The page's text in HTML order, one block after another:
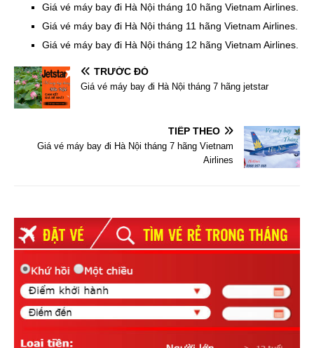
Giá vé máy bay đi Hà Nội tháng 10 hãng Vietnam Airlines.
Giá vé máy bay đi Hà Nội tháng 11 hãng Vietnam Airlines.
Giá vé máy bay đi Hà Nội tháng 12 hãng Vietnam Airlines.
TRƯỚC ĐÓ
Giá vé máy bay đi Hà Nội tháng 7 hãng jetstar
TIẾP THEO
Giá vé máy bay đi Hà Nội tháng 7 hãng Vietnam
Airlines